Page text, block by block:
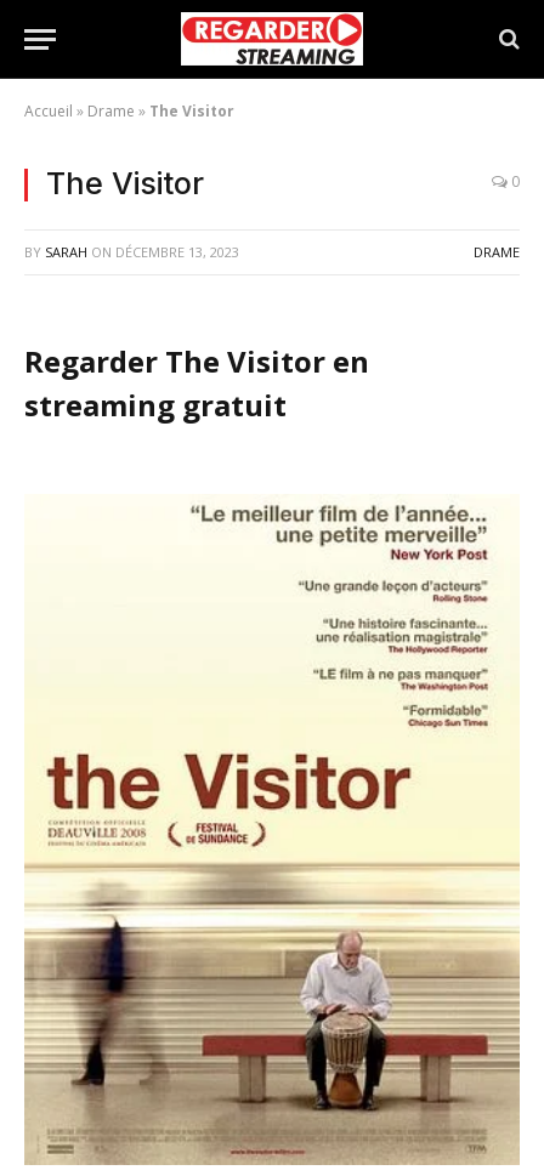
Accueil » Drame » The Visitor
The Visitor 0
BY SARAH ON DÉCEMBRE 13, 2023 DRAME
Regarder The Visitor en
streaming gratuit